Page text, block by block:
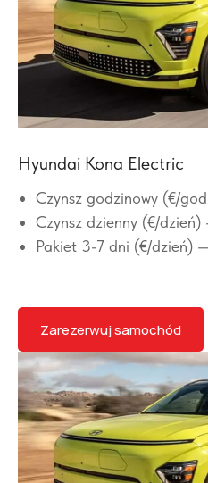
Hyundai Kona Electric
Czynsz godzinowy (€/
Czynsz dzienny (€/dzień)
Pakiet 3-7 dni (€/dzień) —
Zarezerwuj samochód